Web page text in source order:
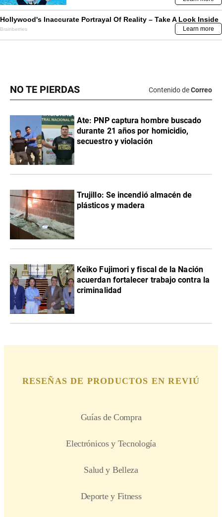
NO TE PIERDAS Contenido deCorreo
Ate: PNP captura hombre buscado
durante 21 años por homicidio,
secuestro y violación
Trujillo: Se incendió almacén de
plásticos y madera
Keiko Fujimori y fiscal de la Nación
acuerdan fortalecer trabajo contra la
criminalidad